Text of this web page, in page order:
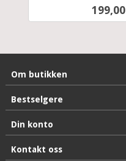
Pris
199,00
Om butikken
Bestselgere
Din konto
Kontakt oss